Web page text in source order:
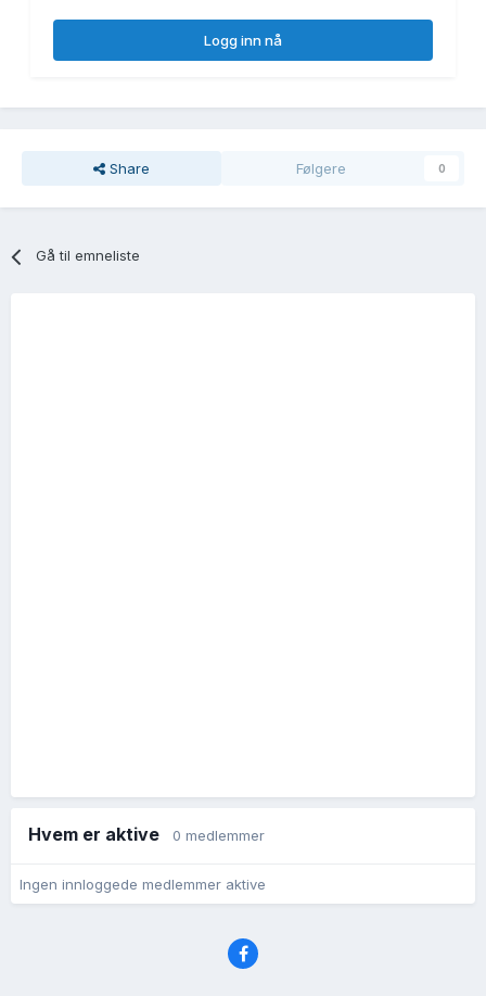
Logg inn nå
Share Følgere 0
Gå til emneliste
Hvem er aktive 0 medlemmer
Ingen innloggede medlemmer aktive